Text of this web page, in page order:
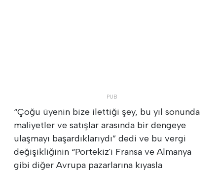
“Çoğu üyenin bize ilettiği şey, bu yıl sonunda
maliyetler ve satışlar arasında bir dengeye
ulaşmayı başardıklarıydı” dedi ve bu vergi
değişikliğinin “Portekiz'i Fransa ve Almanya
gibi diğer Avrupa pazarlarına kıyasla